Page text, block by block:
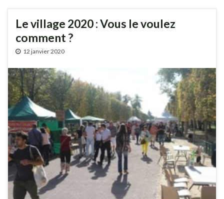
Le village 2020 : Vous le voulez
comment ?
12 janvier 2020